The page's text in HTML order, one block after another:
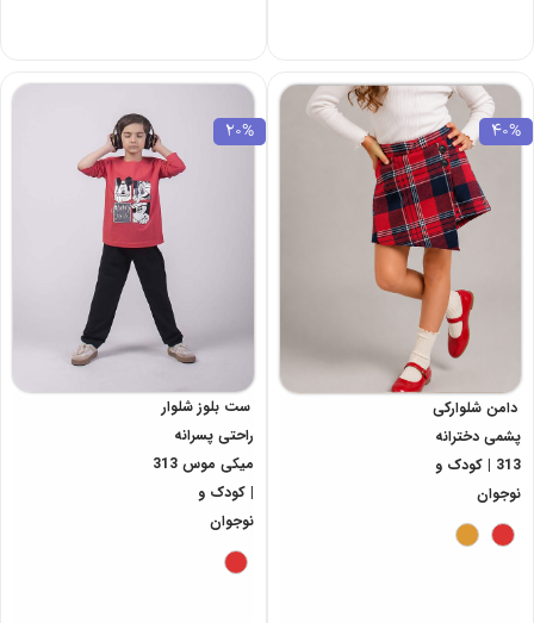
40%
دامن شلوارکی
پشمی دخترانه
313 | کودک و
نوجوان
20%
ست بلوز شلوار
راحتی پسرانه
میکی موس 313
| کودک و
نوجوان